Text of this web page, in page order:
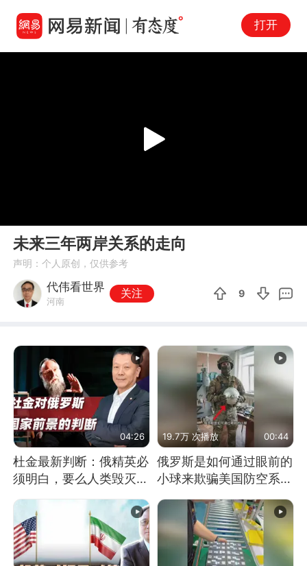
打开
Play
未来三年两岸关系的走向
声明：个人原创，仅供参考
代伟看世界
河南
关注 9
04:26
杜金最新判断：俄精英必
须明白，要么人类毁灭，
19.7万 次播放 00:44
俄罗斯是如何通过眼前的
小球来欺骗美国防空系统